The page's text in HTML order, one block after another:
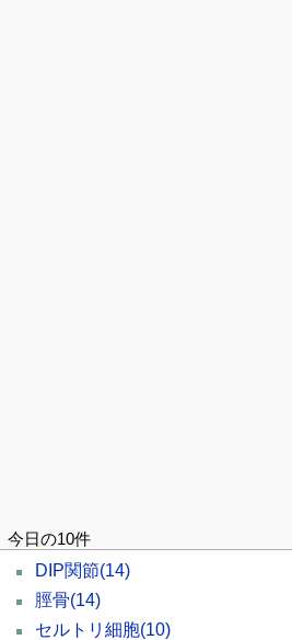
今日の10件
DIP関節(14)
脛骨(14)
セルトリ細胞(10)